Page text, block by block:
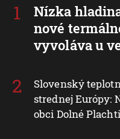
Nízka
nové
vyvoláva u
Slovenský
strednej Európy:
obci Dolné